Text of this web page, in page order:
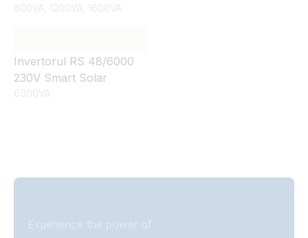
800VA, 1200VA, 1600VA
Invertorul RS 48/6000
230V Smart Solar
6000VA
Experience the power of